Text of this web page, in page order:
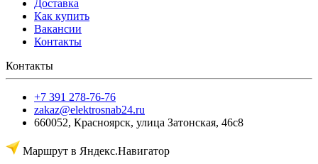
Доставка
Как купить
Вакансии
Контакты
Контакты
+7 391 278-76-76
zakaz@elektrosnab24.ru
660052, Красноярск, улица Затонская, 46с8
Маршрут в Яндекс.Навигатор